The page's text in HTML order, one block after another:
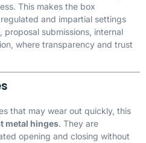
This makes the box
and impartial settings
submissions, internal
where transparency and trust
that may wear out quickly, this
metal hinges. They are
opening and closing without